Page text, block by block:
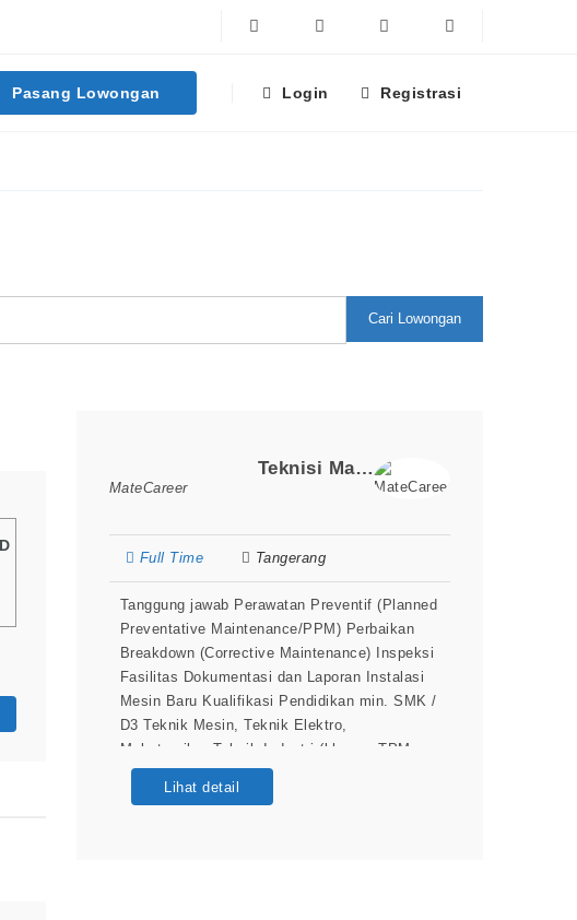
Facebook Linkedin
Pasang Lowongan Login Registrasi
Cari Lowongan
Teknisi Maintenance
MateCareer
Full Time Tangerang
Tanggung jawab Perawatan Preventif (Planned
Preventative Maintenance/PPM) Perbaikan
Breakdown (Corrective Maintenance) Inspeksi
Fasilitas Dokumentasi dan Laporan Instalasi
Mesin Baru Kualifikasi Pendidikan min. SMK /
D3 Teknik Mesin, Teknik Elektro,
Mekatronika, Teknik Industri (khusus TPM
support) Diutamakan memiliki pengalaman
sebagai teknisi pemeliharaan di industri
Lihat detail